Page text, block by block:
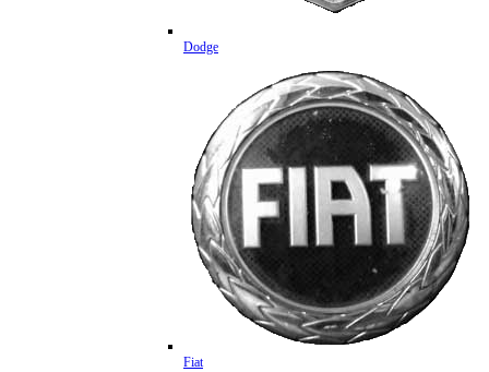
Dodge
Fiat